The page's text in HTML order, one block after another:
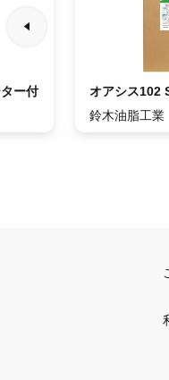
ー付
オアシス102
鈴木油脂工業